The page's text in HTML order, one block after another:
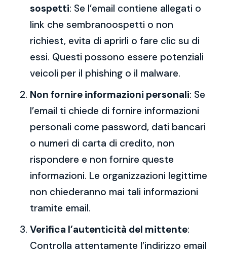
sospetti: Se l’email contiene allegati o
link che sembranoospetti o non
richiest, evita di aprirli o fare clic su di
essi. Questi possono essere potenziali
veicoli per il phishing o il malware.
Non fornire informazioni personali: Se
l’email ti chiede di fornire informazioni
personali come password, dati bancari
o numeri di carta di credito, non
rispondere e non fornire queste
informazioni. Le organizzazioni legittime
non chiederanno mai tali informazioni
tramite email.
Verifica l’autenticità del mittente:
Controlla attentamente l’indirizzo email